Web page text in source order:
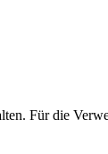
Für die